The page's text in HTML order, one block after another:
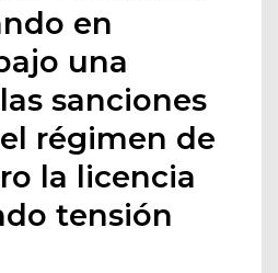
en
una
sanciones
régimen de
la licencia
tensión